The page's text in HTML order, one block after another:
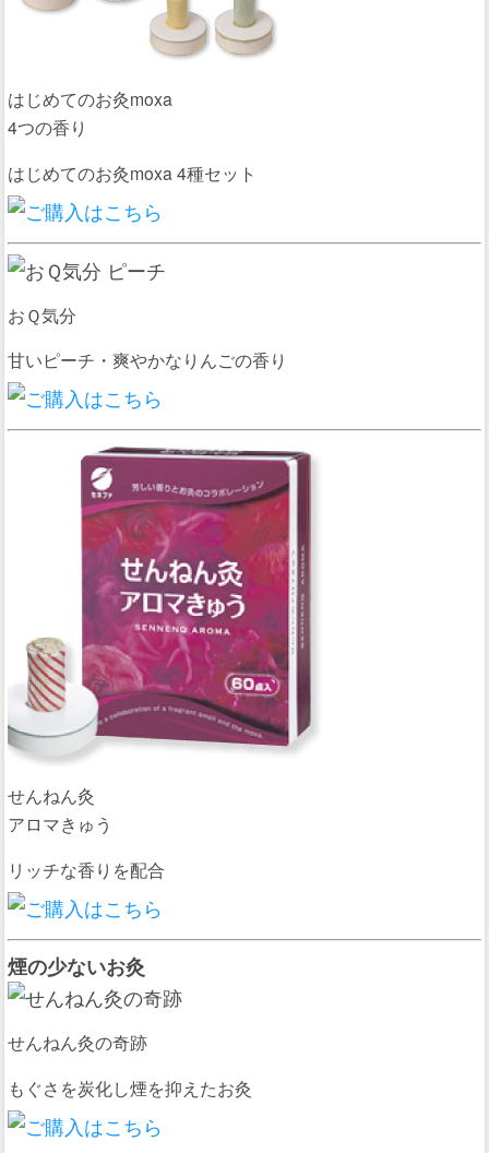
はじめてのお灸moxa
4つの香り
はじめてのお灸moxa 4種セット
おＱ気分
甘いピーチ・爽やかなりんごの香り
せんねん灸
アロマきゅう
リッチな香りを配合
煙の少ないお灸
せんねん灸の奇跡
もぐさを炭化し煙を抑えたお灸